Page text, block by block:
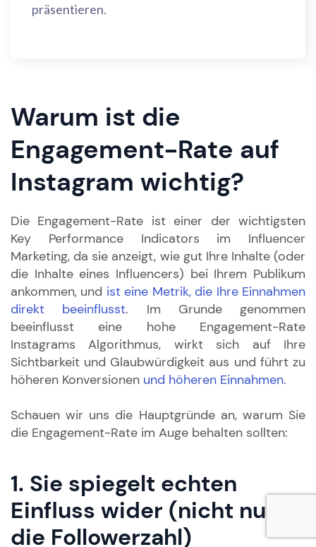
präsentieren.
Warum ist die
Engagement-Rate auf
Instagram wichtig?
Die Engagement-Rate ist einer der wichtigsten
Key Performance Indicators im Influencer
Marketing, da sie anzeigt, wie gut Ihre Inhalte (oder
die Inhalte eines Influencers) bei Ihrem Publikum
ankommen, und ist eine Metrik, die Ihre Einnahmen
direkt beeinflusst. Im Grunde genommen
beeinflusst eine hohe Engagement-Rate
Instagrams Algorithmus, wirkt sich auf Ihre
Sichtbarkeit und Glaubwürdigkeit aus und führt zu
höheren Konversionen und höheren Einnahmen.
Schauen wir uns die Hauptgründe an, warum Sie
die Engagement-Rate im Auge behalten sollten:
1. Sie spiegelt echten
Einfluss wider (nicht nur
die Followerzahl)